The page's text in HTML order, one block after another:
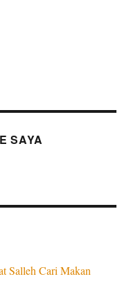
SAYA
Salleh Cari Makan